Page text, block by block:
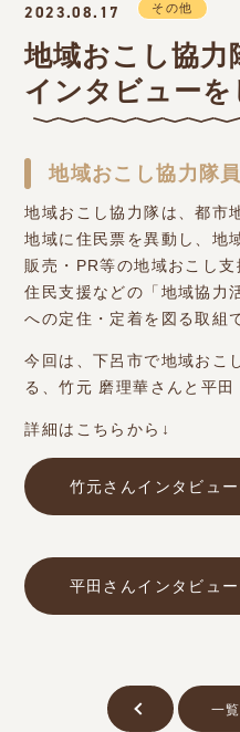
2023.08.17 その他
地域おこし協力
インタビューを
地域おこし協力隊
地域おこし協力隊は、都市
地域に住民票を異動し、地
販売・PR等の地域おこし支
住民支援などの「地域協力
への定住・定着を図る取組
今回は、下呂市で地域おこ
る、竹元 磨理華さんと平田
詳細はこちらから↓
竹元さんインタビュ
平田さんインタビュ
一